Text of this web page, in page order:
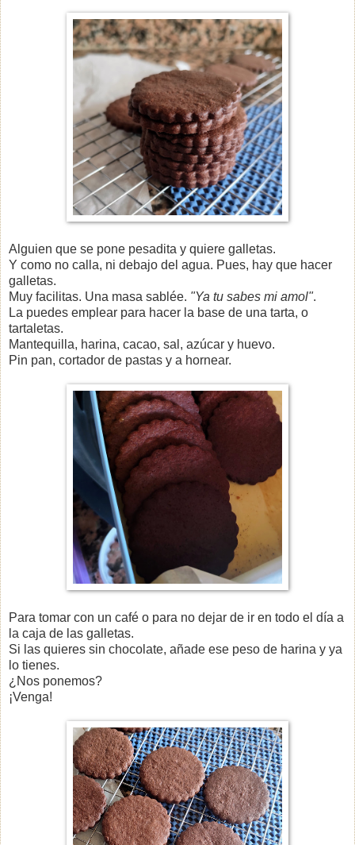
Alguien que se pone pesadita y quiere galletas.
Y como no calla, ni debajo del agua. Pues, hay que hacer
galletas.
Muy facilitas. Una masa sablée. "Ya tu sabes mi amol".
La puedes emplear para hacer la base de una tarta, o
tartaletas.
Mantequilla, harina, cacao, sal, azúcar y huevo.
Pin pan, cortador de pastas y a hornear.
Para tomar con un café o para no dejar de ir en todo el día a
la caja de las galletas.
Si las quieres sin chocolate, añade ese peso de harina y ya
lo tienes.
¿Nos ponemos?
¡Venga!